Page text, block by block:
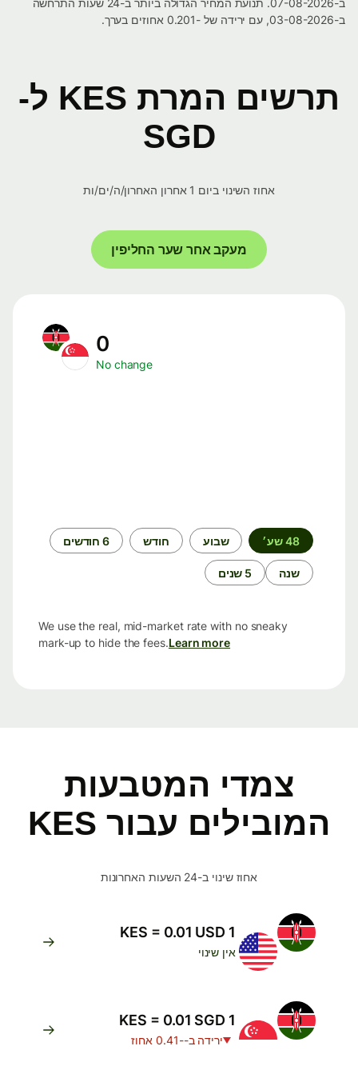
ב-07-08-2026. תנועת המחיר הגדולה ביותר ב-24 שעות התרחשה
ב-03-08-2026, עם ירידה של -0.201 אחוזים בערך.
תרשים המרת KES ל-
SGD
אחוז השינוי ביום 1 אחרון האחרון/ה/ים/ות
מעקב אחר שער החליפין
0
No change
תקופת
זמן
48 שע׳ שבוע חודש 6 חודשים
שנה 5 שנים
We use the real, mid-market rate with no sneaky
mark-up to hide the fees.Learn more
צמדי המטבעות
המובילים עבור KES
אחוז שינוי ב-24 השעות האחרונות
1 KES = 0.01 USD
אין שינוי
1 KES = 0.01 SGD
ירידה ב--0.41 אחוז